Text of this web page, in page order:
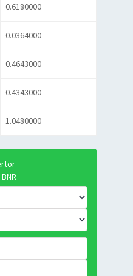
0.6180000
0.0364000
0.4643000
0.4343000
1.0480000